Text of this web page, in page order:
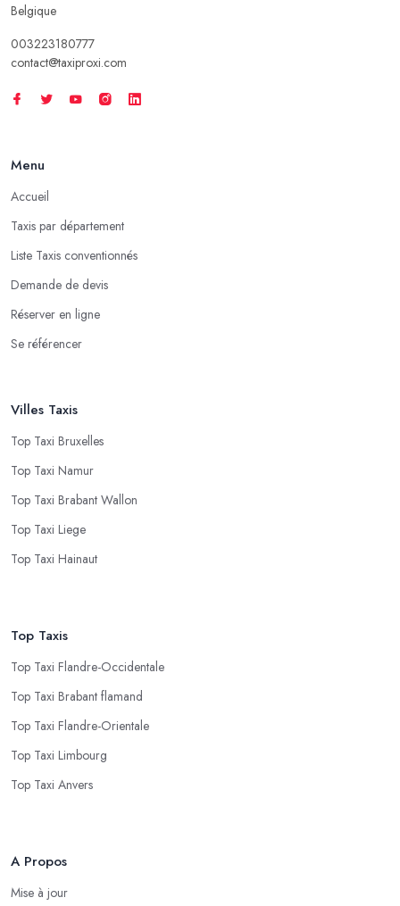
Belgique
003223180777
contact@taxiproxi.com
Menu
Accueil
Taxis par département
Liste Taxis conventionnés
Demande de devis
Réserver en ligne
Se référencer
Villes Taxis
Top Taxi Bruxelles
Top Taxi Namur
Top Taxi Brabant Wallon
Top Taxi Liege
Top Taxi Hainaut
Top Taxis
Top Taxi Flandre-Occidentale
Top Taxi Brabant flamand
Top Taxi Flandre-Orientale
Top Taxi Limbourg
Top Taxi Anvers
A Propos
Mise à jour